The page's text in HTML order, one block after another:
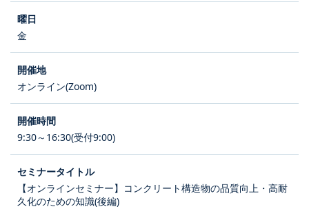
金
オンライン(Zoom)
9:30～16:30(受付9:00)
【オンラインセミナー】コンクリート構造物の品質向上・高耐
久化のための知識(後編)